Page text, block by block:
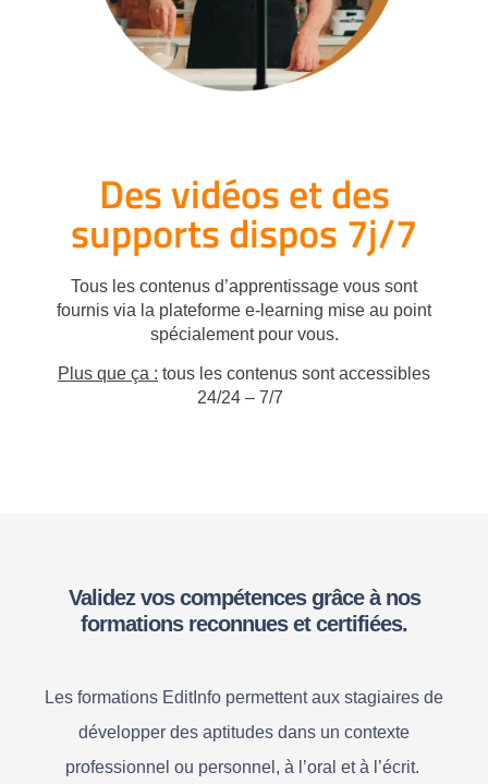
Des vidéos et des
supports dispos 7j/7
Tous les contenus d’apprentissage vous sont
fournis via la plateforme e-learning mise au point
spécialement pour vous.
Plus que ça : tous les contenus sont accessibles
24/24 – 7/7
Validez vos compétences grâce à nos
formations reconnues et certifiées.
Les formations EditInfo permettent aux stagiaires de
développer des aptitudes dans un contexte
professionnel ou personnel, à l’oral et à l’écrit.